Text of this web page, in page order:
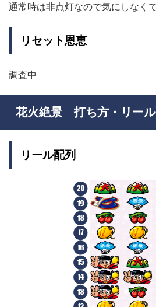
通常時は非点灯なので気にしなく
リセット恩恵
調査中
花火絶景 打ち方・リール
リール配列